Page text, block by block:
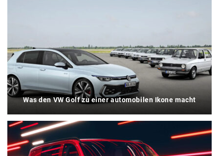
Was den VW Golf zu einer automobilen Ikone macht